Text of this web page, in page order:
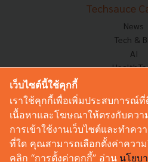
Techsauce
News
Tech &
AI
Corp
Saucy
Based
Videos
เว็บไซต์นี้ใช้คุกกี้
เราใช้คุกกี้เพื่อเพิ่มประสบการณ์
เนื้อหาและโฆษณาให้ตรงกับควา
การเข้าใช้งานเว็บไซต์และทำคว
ที่ใด คุณสามารถเลือกตั้งค่าควา
คลิก “การตั้งค่าคุกกี้” อ่าน นโยบ